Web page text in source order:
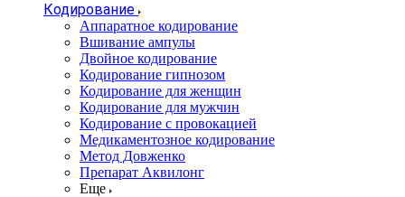
Кодирование
Аппаратное кодирование
Вшивание ампулы
Двойное кодирование
Кодирование гипнозом
Кодирование для женщин
Кодирование для мужчин
Кодирование с провокацией
Медикаментозное кодирование
Метод Довженко
Препарат Аквилонг
Еще